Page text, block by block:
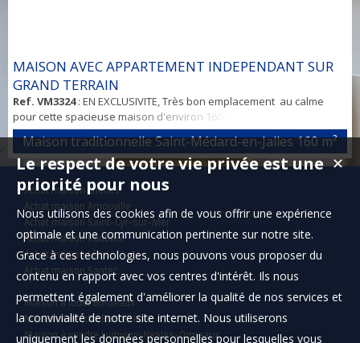
MAISON AVEC APPARTEMENT INDEPENDANT SUR
GRAND TERRAIN
Ref. VM3324: EN EXCLUSIVITE, Très bon emplacement au calme
pour cette spacieuse maison d'environ 160 m² située dans une
impasse au 8 chemin des Biots à Saint Médard en Jalles, sur un
terrain de 1090 m², entre la gare cycliste et Hastignan. Construite en
1983, la maison a été aux 3/4 rénovée récemment (des finitions
sont à prévoir), et se compose ainsi : Au rez de chaussée : un
grand...
Maison traditionnelle Saint-Médard-en-Jalles160 m²
Achat maison Chelles
Achat maison Arnouville
Achat maison Saint-Cyr-sur-Mer
Achat maison Roubaix
Achat maison Léon
Achat maison Santec
Maison à louer Bordeaux
Maison à vendre Bonnétable
Maison à vendre Lumigny-Nesles-Ormeaux
✕
Le respect de votre vie privée est une
priorité pour nous
Nous utilisons des cookies afin de vous offrir une expérience
optimale et une communication pertinente sur notre site.
Grace à ces technologies, nous pouvons vous proposer du
contenu en rapport avec vos centres d'intérêt. Ils nous
permettent également d'améliorer la qualité de nos services et
la convivialité de notre site internet. Nous utiliserons
uniquement les données personnelles pour lesquelles vous